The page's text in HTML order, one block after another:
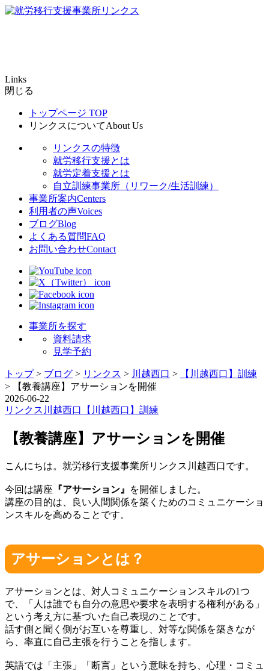
Links
閉じる
トップページ TOP
リンクスについてAbout Us
リンクスの特徴
就労移行支援とは
就労定着支援とは
自立訓練事業所（リワーク/生活訓練）
事業所案内Centers
利用者の声Voices
ブログBlog
よくある質問FAQ
お問い合わせContact
事業所を探す
資料請求
見学予約
トップ> ブログ > リンクス > 川越西口 >
【川越西口】訓練
>
【教養講座】アサーションを開催
2026-06-22
リンクス 川越西口 【川越西口】訓練
【教養講座】アサーションを開催
こんにちは。就労移行支援事業所リンクス川越西口です。
今回は講座 『アサーション』
を開催しました。
講座の目的は、良い人間関係を築くためのコミュニケーショ
ンスキルを高めることです。
アサーションとは？
アサーションとは、対人コミュニケーションスキルの1つ
で、「人は誰でも自分の意思や要求を表明する権利がある」
という考え方に基づいた自己表現のことです。
話す側と聞く側がお互いを尊重し、対等な関係を築きなが
ら、率直に自己主張を行うことを指します。
英語では「主張」「断言」という意味を持ち、心理・コミュ